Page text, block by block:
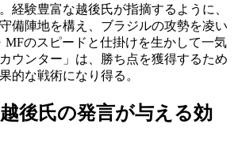
経験豊富な越後氏が指摘するように、
備陣地を構え、ブラジルの攻勢を凌い
MFのスピードと仕掛けを生かして一気
ウンター」は、勝ち点を獲得するため
的な戦術になり得る。
後氏の発言が与える効